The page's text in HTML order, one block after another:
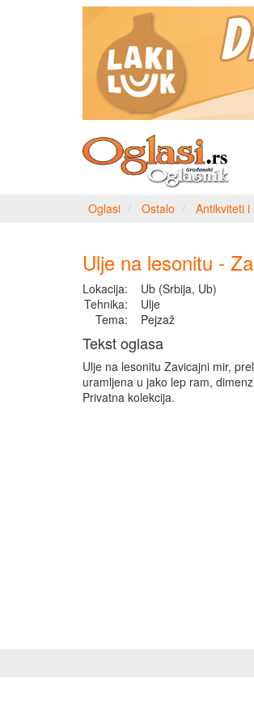
Oglasi Ostalo Antikviteti
Ulje na lesonitu -
Lokacija:
Ub (Srbija, Ub)
Tehnika:
Ulje
Tema:
Pejzaž
Tekst oglasa
Ulje na lesonitu Zavicajni mir,
uramljena u jako lep ram,
Privatna kolekcija.